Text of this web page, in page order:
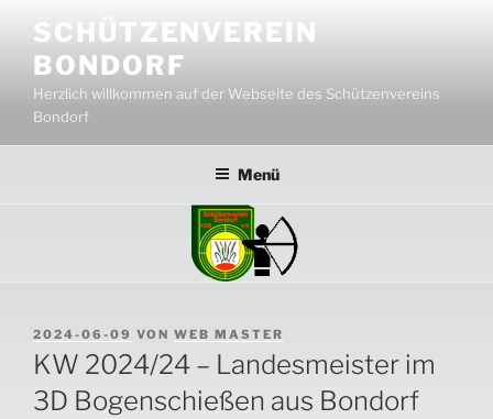
Inhalt
springen
SCHÜTZENVEREIN
BONDORF
Herzlich willkommen auf der Webseite des Schützenvereins
Bondorf
Menü
VERÖFFENTLICHT
AM
2024-06-09 VON WEB MASTER
KW 2024/24 – Landesmeister im
3D Bogenschießen aus Bondorf